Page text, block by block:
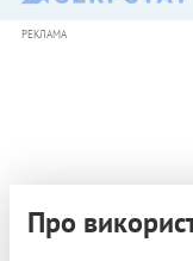
РЕКЛАМА
Про